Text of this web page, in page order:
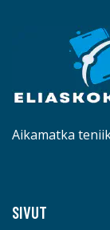
Aikamatka
SIVUT